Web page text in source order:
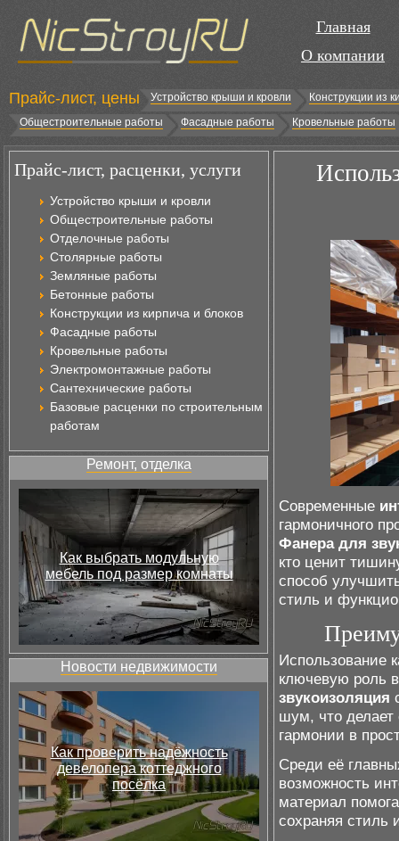
Главная
О компании
Прайс-лист, цены Устройство крыши и кровли
Конструкции из
Общестроительные работы
Фасадные работы Кровельные работы
Прайс-лист, расценки, услуги
Устройство крыши и кровли
Общестроительные работы
Отделочные работы
Столярные работы
Земляные работы
Бетонные работы
Конструкции из кирпича и блоков
Фасадные работы
Кровельные работы
Электромонтажные работы
Сантехнические работы
Базовые расценки по строительным
работам
Ремонт, отделка
Как выбрать модульную
мебель под размер комнаты
Новости недвижимости
Как проверить надёжность
девелопера коттеджного
посёлка
Современные
гармоничного
Фанера для
кто ценит
способ
стиль и
Использование
ключевую роль
звукоизоляция
шум, что делает
гармонии в
Среди её
возможность
материал
сохраняя стиль